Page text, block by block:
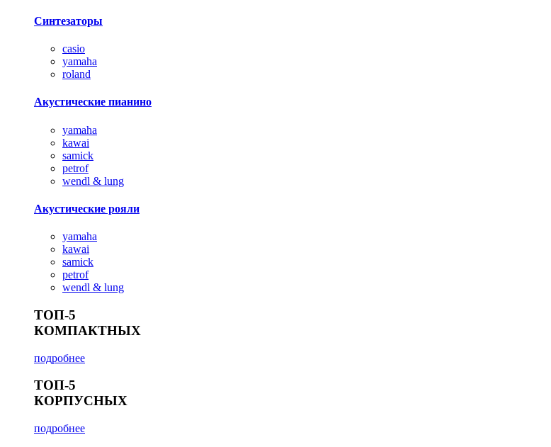
Синтезаторы
casio
yamaha
roland
Акустические пианино
yamaha
kawai
samick
petrof
wendl & lung
Акустические рояли
yamaha
kawai
samick
petrof
wendl & lung
ТОП-5
КОМПАКТНЫХ
подробнее
ТОП-5
КОРПУСНЫХ
подробнее